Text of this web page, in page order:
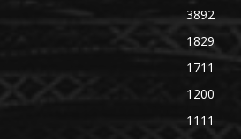
3892
1829
1711
1200
1111